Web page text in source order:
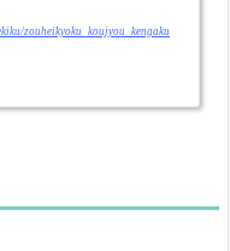
zouheikyoku_koujyou_kengaku